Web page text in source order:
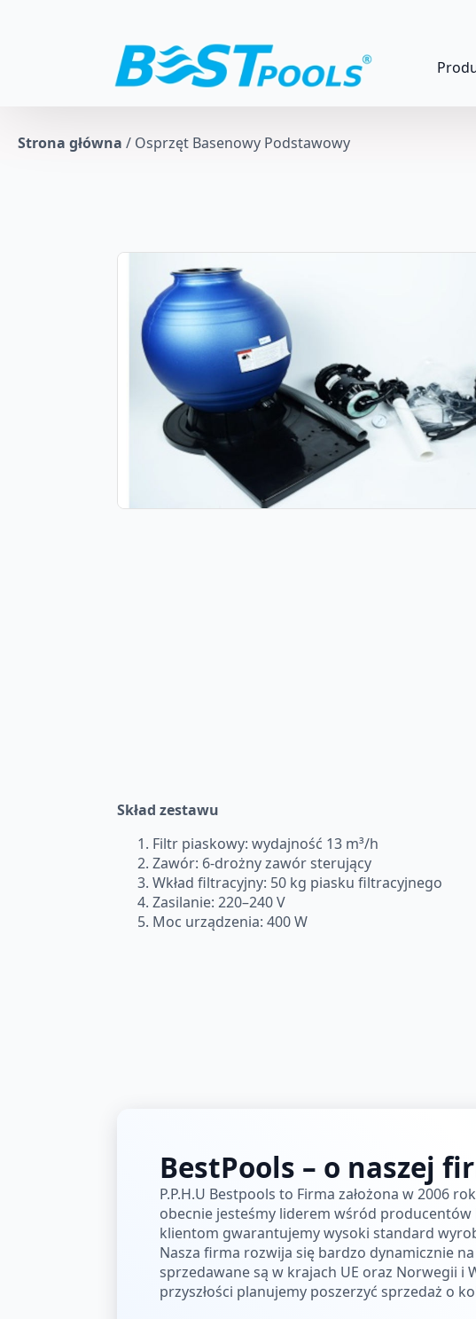
Strona główna / Osprzęt Basenowy Podstawowy
Skład zestawu
Filtr piaskowy: wydajność 13 m³/h
Zawór: 6-drożny zawór sterujący
Wkład filtracyjny: 50 kg piasku filtracyjnego
Zasilanie: 220–240 V
Moc urządzenia: 400 W
BestPools – o naszej
P.P.H.U Bestpools to Firma założona w 2006
obecnie jesteśmy liderem wśród producentów
klientom gwarantujemy wysoki standard
Nasza firma rozwija się bardzo dynamicznie
sprzedawane są w krajach UE oraz Norwegii i
przyszłości planujemy poszerzyć sprzedaż o